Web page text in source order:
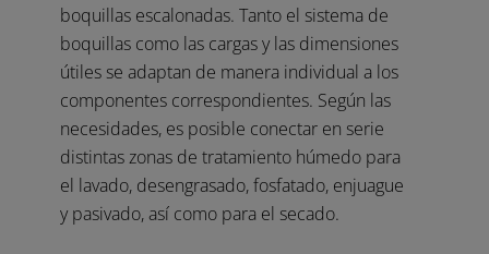
boquillas escalonadas. Tanto el sistema de
boquillas como las cargas y las dimensiones
útiles se adaptan de manera individual a los
componentes correspondientes. Según las
necesidades, es posible conectar en serie
distintas zonas de tratamiento húmedo para
el lavado, desengrasado, fosfatado, enjuague
y pasivado, así como para el secado.